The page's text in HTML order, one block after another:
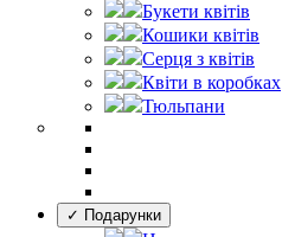
Букети квітів
Кошики квітів
Серця з квітів
Квіти в коробках
Тюльпани
✓ Подарунки